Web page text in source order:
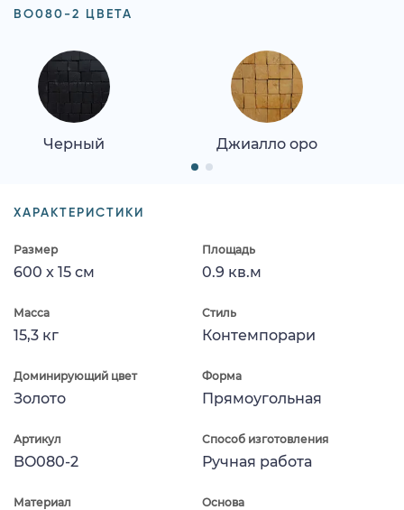
BO080-2 ЦВЕТА
Черный Джиалло оро
ХАРАКТЕРИСТИКИ
Размер
600 x 15 см
Площадь
0.9 кв.м
Масса
15,3 кг
Стиль
Контемпорари
Доминирующий цвет
Золото
Форма
Прямоугольная
Артикул
BO080-2
Способ изготовления
Ручная работа
Материал Основа